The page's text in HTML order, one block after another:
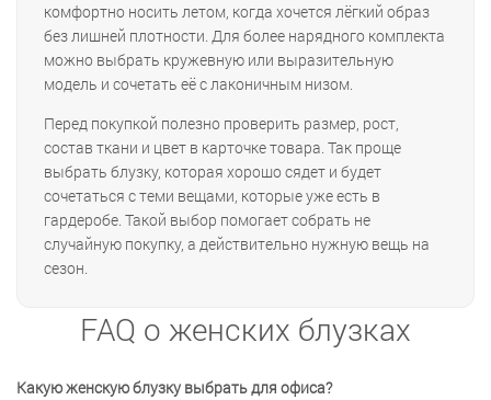
комфортно носить летом, когда хочется лёгкий образ
без лишней плотности. Для более нарядного комплекта
можно выбрать кружевную или выразительную
модель и сочетать её с лаконичным низом.
Перед покупкой полезно проверить размер, рост,
состав ткани и цвет в карточке товара. Так проще
выбрать блузку, которая хорошо сядет и будет
сочетаться с теми вещами, которые уже есть в
гардеробе. Такой выбор помогает собрать не
случайную покупку, а действительно нужную вещь на
сезон.
FAQ о женских блузках
Какую женскую блузку выбрать для офиса?